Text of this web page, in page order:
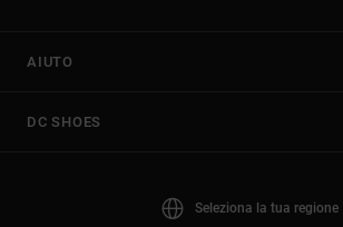
AIUTO
DC SHOES
Seleziona la tua regione